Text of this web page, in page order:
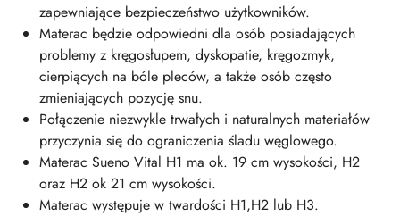
zapewniające bezpieczeństwo użytkowników.
Materac będzie odpowiedni dla osób posiadających
problemy z kręgosłupem, dyskopatie, kręgozmyk,
cierpiących na bóle pleców, a także osób często
zmieniających pozycję snu.
Połączenie niezwykle trwałych i naturalnych materiałów
przyczynia się do ograniczenia śladu węglowego.
Materac Sueno Vital H1 ma ok. 19 cm wysokości, H2
oraz H2 ok 21 cm wysokości.
Materac występuje w twardości H1,H2 lub H3.